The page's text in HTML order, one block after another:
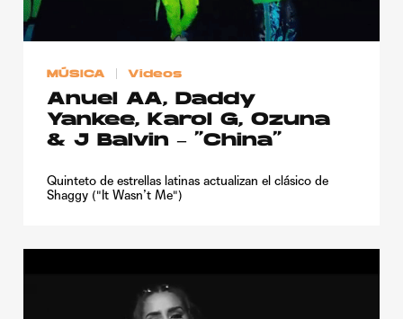
Cover Story
Publicidad
Contacto
Aviso Legal
DERECHOS RESERVADOS.
MÚSICA Videos
Anuel AA, Daddy
Yankee, Karol G, Ozuna
& J Balvin – “China”
Quinteto de estrellas latinas actualizan el clásico de
Shaggy ("It Wasn’t Me")